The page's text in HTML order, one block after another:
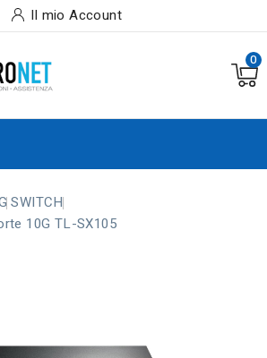
Il mio Account
0
SWITCH
10G TL-SX105